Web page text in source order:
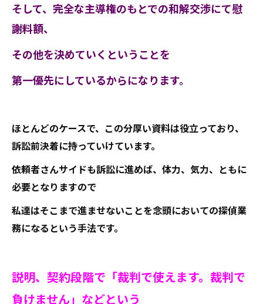
そして、完全な主導権のもとでの和解交渉にて慰
謝料額、
その他を決めていくということを
第一優先にしているからになります。
ほとんどのケースで、この分厚い資料は役立っており、
訴訟前決着に持っていけています。
依頼者さんサイドも訴訟に進めば、体力、気力、ともに
必要となりますので
私達はそこまで進ませないことを念頭においての探偵業
務になるという手法です。
説明、契約段階で「裁判で使えます。裁判で
負けません」などという